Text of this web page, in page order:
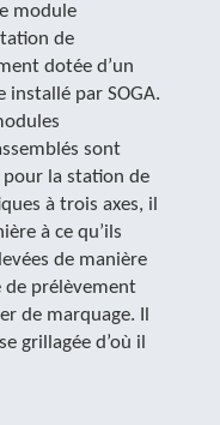
module
de
dotée d’un
par SOGA.
sont
la station de
à trois axes, il
à ce qu’ils
de manière
de prélèvement
de marquage. Il
grillagée d’où il